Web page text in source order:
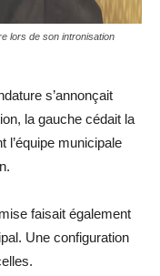
lors de son intronisation
s’annonçait
la gauche cédait la
l’équipe municipale
faisait également
Une configuration